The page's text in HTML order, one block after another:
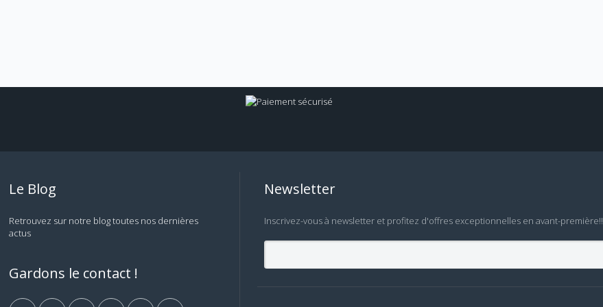
Le Blog
Retrouvez sur notre blog toutes nos dernières
actus
Gardons le contact !
Newsletter
Inscrivez-vous à newsletter et profitez d'offres exceptionnelles en avant-première!!